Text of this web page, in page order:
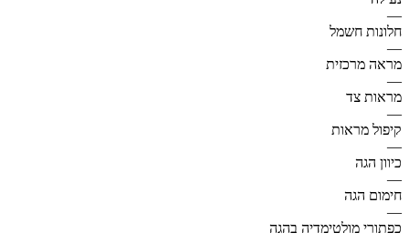
—
חלונות חשמל
—
מראה מרכזית
—
מראות צד
—
קיפול מראות
—
כיוון הגה
—
חימום הגה
—
כפתורי מולטימדיה בהגה